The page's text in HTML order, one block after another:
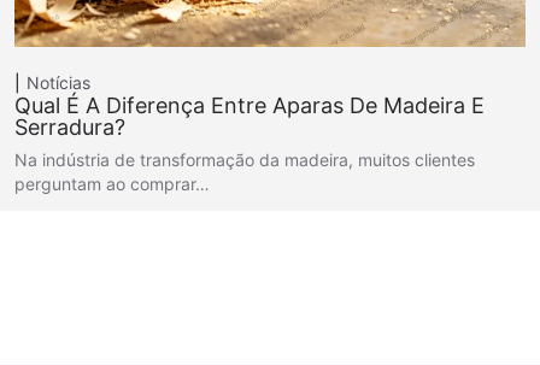
Notícias
Qual É A Diferença Entre Aparas De Madeira E
Serradura?
Na indústria de transformação da madeira, muitos clientes
perguntam ao comprar…